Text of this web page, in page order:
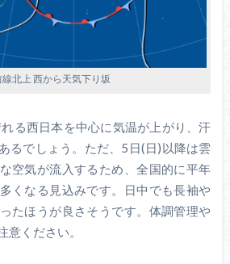
線北上 西から天気下り坂
る西日本を中心に気温が上がり、汗
るでしょう。ただ、5日(日)以降は雲
空気が流入するため、全国的に平年
くなる見込みです。日中でも長袖や
たほうが良さそうです。体調管理や
意ください。